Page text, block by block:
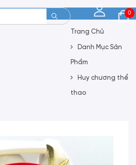
0
Trang Chủ
Danh Mục Sản
Phẩm
Huy chương thể
thao